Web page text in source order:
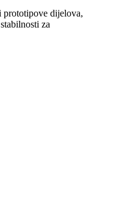
dijelova,
za